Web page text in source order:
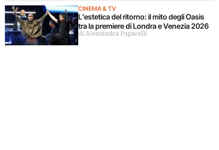
CINEMA & TV
L’estetica del ritorno: il mito degli Oasis
tra la premiere di Londra e Venezia 2026
di Alessandra Paparelli